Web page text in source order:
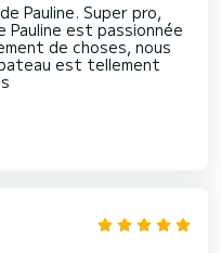
Pauline. Super pro,
Pauline est passionnée
de choses, nous
est tellement